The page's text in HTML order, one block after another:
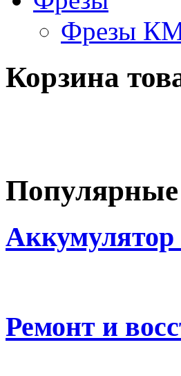
Фрезы
Корзина
Популярные
Ремонт и